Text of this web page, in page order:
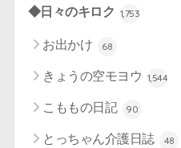
◆日々のキロク 1,753
お出かけ 68
きょうの空モヨウ 1,544
こももの日記 90
とっちゃん介護日誌 48